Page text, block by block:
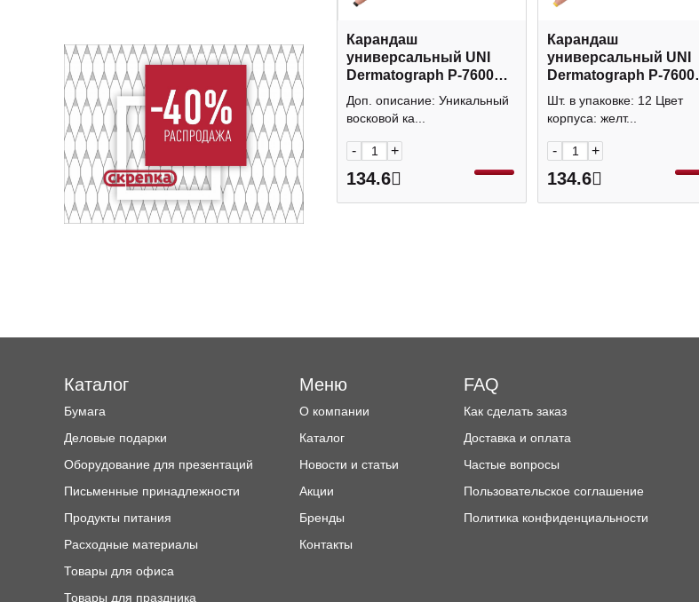
Карандаш
универсальный UNI
Dermatograph P-7600
(стекло, пластик,
металл) черный 66301
Доп. описание: Уникальный
восковой ка...
- +
134.6
Карандаш
универсальный UNI
Dermatograph P-7600
(стекло, пластик,
металл) желтый 66795
Шт. в упаковке: 12 Цвет
корпуса: желт...
- +
134.6
Каталог
Бумага
Деловые подарки
Оборудование для презентаций
Письменные принадлежности
Продукты питания
Расходные материалы
Товары для офиса
Товары для праздника
Меню
О компании
Каталог
Новости и статьи
Акции
Бренды
Контакты
FAQ
Как сделать заказ
Доставка и оплата
Частые вопросы
Пользовательское соглашение
Политика конфиденциальности